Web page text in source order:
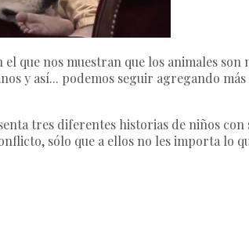
el que nos muestran que los animales
y así... podemos seguir agregando
tres diferentes historias de niños con
sólo que a ellos no les importa lo